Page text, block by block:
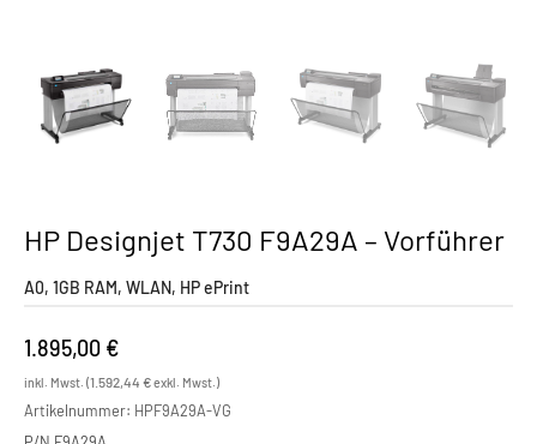
HP Designjet T730 F9A29A – Vorführer
A0, 1GB RAM, WLAN, HP ePrint
1.895,00 €
inkl. Mwst. (1.592,44 €exkl. Mwst.)
Artikelnummer: HPF9A29A-VG